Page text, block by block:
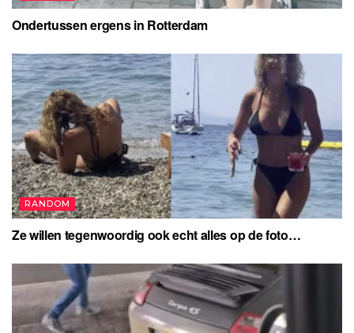
Ondertussen ergens in Rotterdam
RANDOM
Ze willen tegenwoordig ook echt alles op de foto…